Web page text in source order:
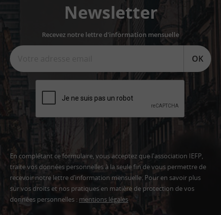
Newsletter
Recevez notre lettre d'information mensuelle
OK
En complétant ce formulaire, vous acceptez que l'association IEFP,
traite vos données personnelles à la seule fin de vous permettre de
recevoir notre lettre d’information mensuelle. Pour en savoir plus
sur vos droits et nos pratiques en matière de protection de vos
données personnelles : mentions légales
Adresse